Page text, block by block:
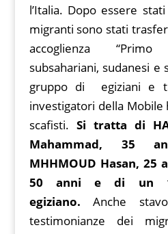
l’Italia. Dopo essere
migranti sono stati
accoglienza
subsahariani, sudanesi e
gruppo di egiziani e
investigatori della Mobile
scafisti. Si tratta di
Mahammad, 35
MHHMOUD Hasan, 25
50 anni e di un
egiziano. Anche
testimonianze dei